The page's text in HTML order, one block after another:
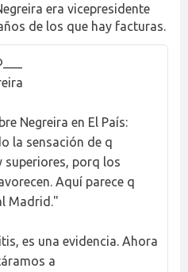
era vicepresidente
de los que hay facturas.
Negreira en El País:
la sensación de q
superiores, porq los
Aquí parece q
Madrid."
es una evidencia. Ahora
a